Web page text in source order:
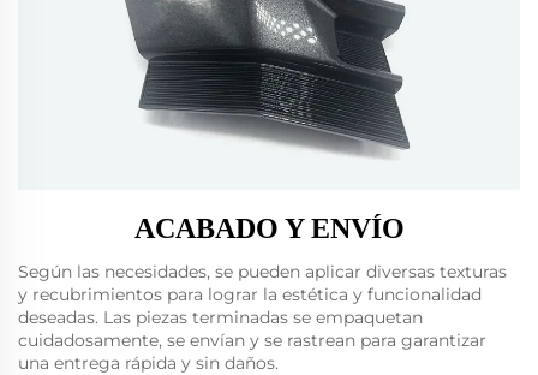
ACABADO Y ENVÍO
Según las necesidades, se pueden aplicar diversas texturas
y recubrimientos para lograr la estética y funcionalidad
deseadas. Las piezas terminadas se empaquetan
cuidadosamente, se envían y se rastrean para garantizar
una entrega rápida y sin daños.